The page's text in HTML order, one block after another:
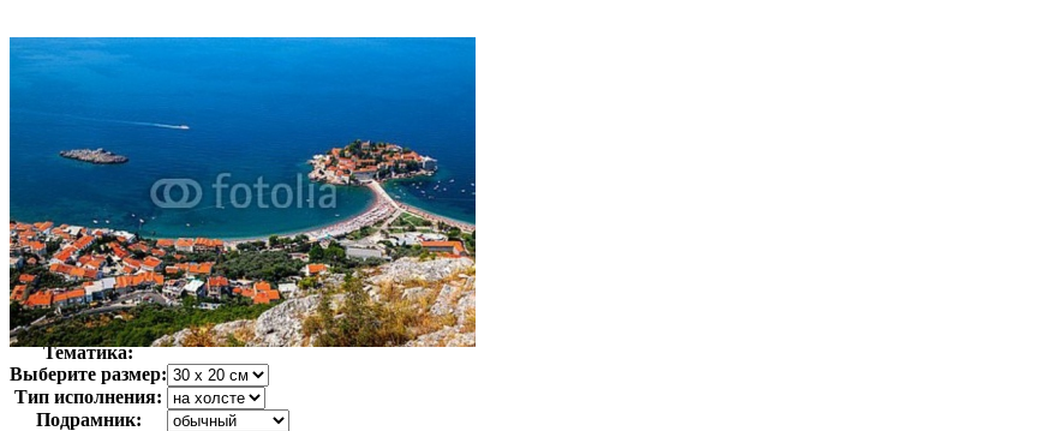
Автор:
Неизвестно
Арт-стиль
Фотография
Тематика:
Выберите размер:
Тип исполнения:
Подрамник: